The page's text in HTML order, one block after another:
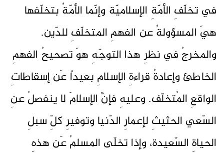
في تخلّفِ الأمّةِ الإسلاميّة وإنّما الأمّةُ بتخلّفها
هيَ المسؤولةُ عن الفهمِ المتخلّفِ للدّين.
والمخرجُ في نظرِ هذا التوجّهِ هوَ تصحيحُ الفهمِ
الخاطئ وإعادةُ قراءةِ الإسلامِ بعيداً عَن إسقاطاتِ
الواقعِ المُتخلّف. وعليهِ فإنَّ الإسلامَ لا ينفصلُ عنِ
السّعي الحثيثِ لإعمارِ الدّنيا وتوفيرِ كلِّ سبلِ
الحياةِ السّعيدة، وإذا تخلّى المسلمُ عَن هذهِ